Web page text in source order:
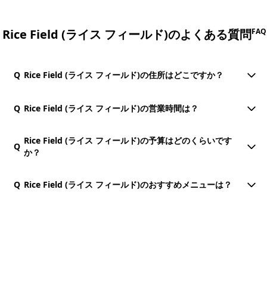
Rice Field (ライス フィールド)のよくある質問FAQ
Q Rice Field (ライス フィールド)の住所はどこですか？
Q Rice Field (ライス フィールド)の営業時間は？
Q
Rice Field (ライス フィールド)の予算はどのくらいです
か？
Q Rice Field (ライス フィールド)のおすすめメニューは？